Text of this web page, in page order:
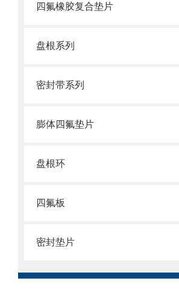
四氟橡胶复合垫片
盘根系列
密封带系列
膨体四氟垫片
盘根环
四氟板
密封垫片